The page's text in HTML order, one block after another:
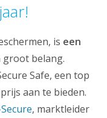
is een
groot belang.
Safe, een top
aan te bieden.
, marktleider